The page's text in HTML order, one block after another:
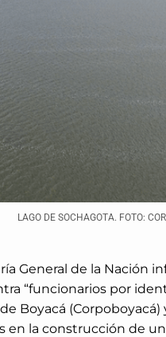
LAGO DE SOCHAGOTA. FOTO:
General de la Nación
“funcionarios por
Boyacá (Corpoboyacá)
la construcción de